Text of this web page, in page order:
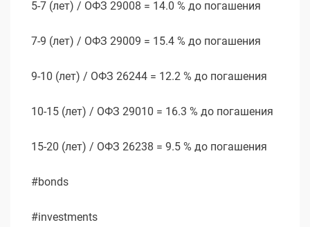
5-7 (лет) / ОФЗ 29008 = 14.0 % до погашения
7-9 (лет) / ОФЗ 29009 = 15.4 % до погашения
9-10 (лет) / ОФЗ 26244 = 12.2 % до погашения
10-15 (лет) / ОФЗ 29010 = 16.3 % до погашения
15-20 (лет) / ОФЗ 26238 = 9.5 % до погашения
#bonds
#investments